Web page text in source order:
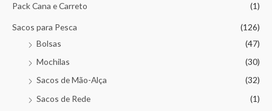
Pack Cana e Carreto (1)
Sacos para Pesca
(126)
Bolsas
(47)
Mochilas
(30)
Sacos de Mão-Alça
(32)
Sacos de Rede
(1)